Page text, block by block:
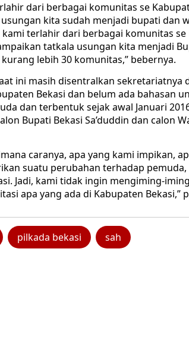
dari berbagai komunitas se
kita sudah menjadi bupati dan
terlahir dari berbagai komunitas se
tatkala usungan kita menjadi
lebih 30 komunitas,” bebernya.
ini masih disentralkan sekretariatnya
Bekasi dan belum ada bahasan
dan terbentuk sejak awal Januari
Bupati Bekasi Sa’duddin dan calon
caranya, apa yang kami impikan,
suatu perubahan terhadap
Jadi, kami tidak ingin mengiming-
apa yang ada di Kabupaten Bekasi,”
pilkada bekasi sah